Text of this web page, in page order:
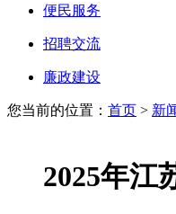
便民服务
招聘交流
廉政建设
您当前的位置： 首页 > 新
2025年江